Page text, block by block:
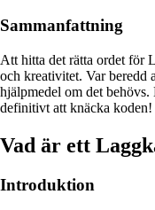
Sammanfattning
Att hitta det rätta ordet för
och kreativitet. Var beredd
hjälpmedel om det
definitivt att knäcka koden!
Vad är ett
Introduktion